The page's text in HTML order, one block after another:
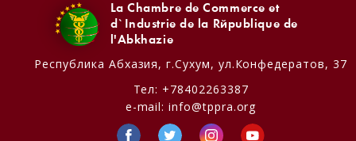
La Chambre de Commerce et
d`Industrie de la République de
l'Abkhazie
Республика Абхазия, г.Сухум, ул.Конфедератов, 37
Тел: +78402263387
e-mail:info@tppra.org